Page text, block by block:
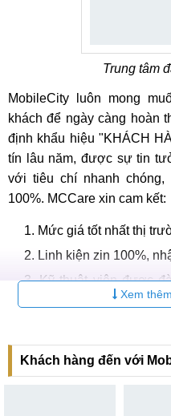
Trung tâm
MobileCity luôn mong
khách để ngày càng hoàn
định khẩu hiệu "KHÁCH
tín lâu năm, được sự tin
với tiêu chí nhanh
100%. MCCare xin cam kết:
Mức giá tốt nhất thị
Linh kiện zin 100%,
Kỹ thuật viên được
kinh nghiệm làm việc lâu
giám sát camera chặt
Thời gian thay vỏ iPad
Xem
Khách hàng đến với